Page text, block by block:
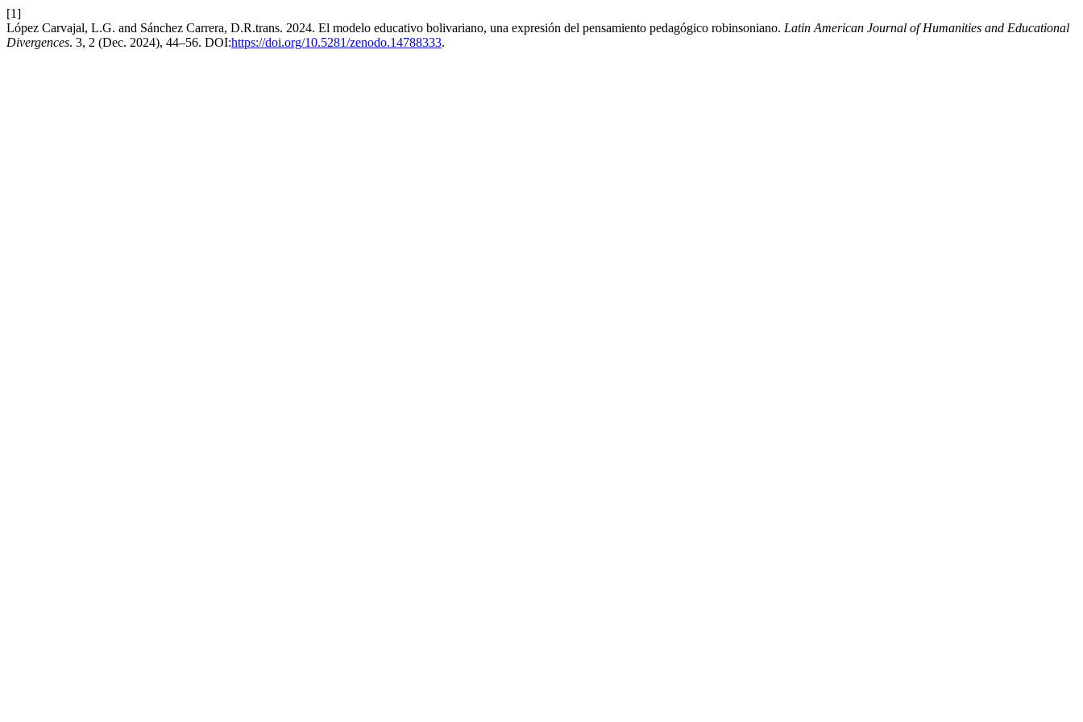
[1]
López Carvajal, L.G. and Sánchez Carrera, D.R.trans. 2024. El modelo educativo bolivariano, una expresión del pensamiento pedagógico robinsoniano. Latin American Journal of Humanities and Educational
Divergences. 3, 2 (Dec. 2024), 44–56. DOI:https://doi.org/10.5281/zenodo.14788333.